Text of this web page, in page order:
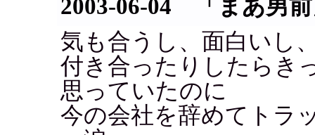
2003-06-04 「まあ男
気も合うし、面白いし
付き合ったりしたらき
思っていたのに
今の会社を辞めてトラ